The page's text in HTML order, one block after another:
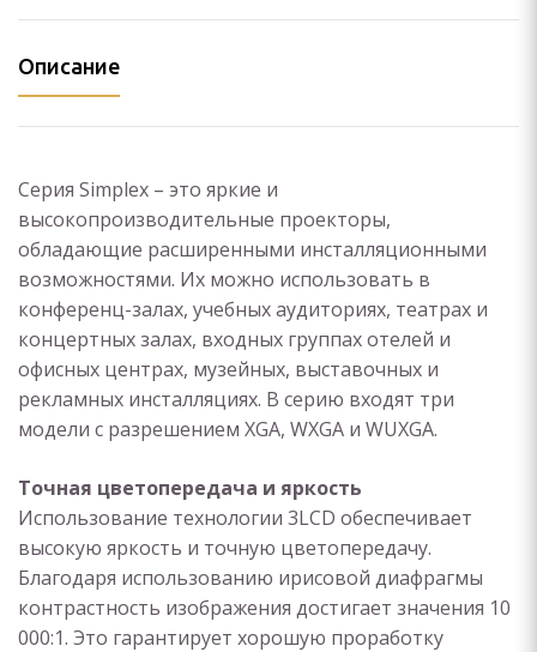
Описание
Серия Simplex – это яркие и
высокопроизводительные проекторы,
обладающие расширенными инсталляционными
возможностями. Их можно использовать в
конференц-залах, учебных аудиториях, театрах и
концертных залах, входных группах отелей и
офисных центрах, музейных, выставочных и
рекламных инсталляциях. В серию входят три
модели с разрешением XGA, WXGA и WUXGA.
Точная цветопередача и яркость
Использование технологии 3LCD обеспечивает
высокую яркость и точную цветопередачу.
Благодаря использованию ирисовой диафрагмы
контрастность изображения достигает значения 10
000:1. Это гарантирует хорошую проработку